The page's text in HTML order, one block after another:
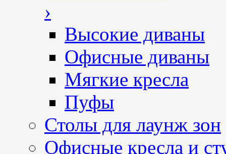
›
Высокие диваны
Офисные диваны
Мягкие кресла
Пуфы
Столы для лаунж зон
Офисные кресла и